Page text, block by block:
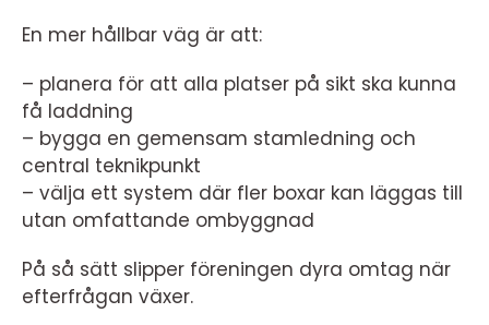
En mer hållbar väg är att:
– planera för att alla platser på sikt ska kunna
få laddning
– bygga en gemensam stamledning och
central teknikpunkt
– välja ett system där fler boxar kan läggas till
utan omfattande ombyggnad
På så sätt slipper föreningen dyra omtag när
efterfrågan växer.